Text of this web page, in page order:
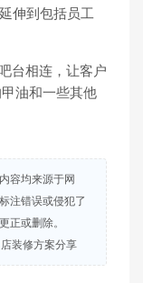
伸到包括员工
台相连，让客户
油和一些其他
容均来源于网
注错误或侵犯了
正或删除。
装修方案分享